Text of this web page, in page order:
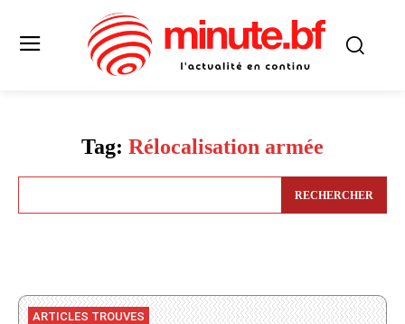
Tag: Rélocalisation armée
RECHERCHER
ARTICLES TROUVES